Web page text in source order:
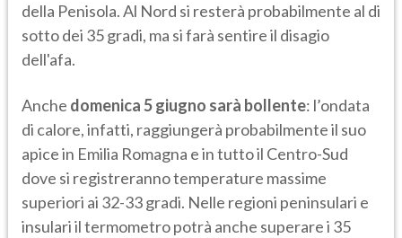
della Penisola. Al Nord si resterà probabilmente al di
sotto dei 35 gradi, ma si farà sentire il disagio
dell'afa.
Anche domenica 5 giugno sarà bollente: l’ondata
di calore, infatti, raggiungerà probabilmente il suo
apice in Emilia Romagna e in tutto il Centro-Sud
dove si registreranno temperature massime
superiori ai 32-33 gradi. Nelle regioni peninsulari e
insulari il termometro potrà anche superare i 35